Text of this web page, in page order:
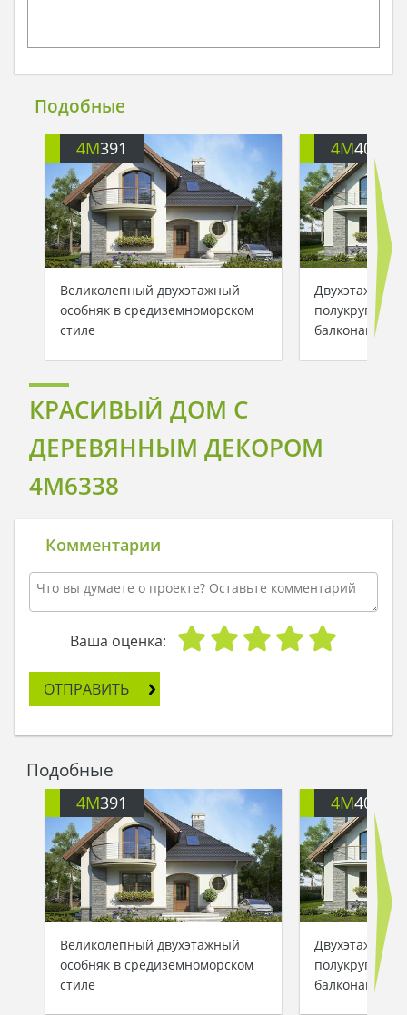
Подобные
4M391
Великолепный двухэтажный
особняк в средиземноморском
стиле
4M401
Двухэтажный
балконами
КРАСИВЫЙ ДОМ С
ДЕРЕВЯННЫМ ДЕКОРОМ
4M6338
Комментарии
Ваша оценка:
ОТПРАВИТЬ
Подобные
4M391
Великолепный двухэтажный
особняк в средиземноморском
стиле
4M401
Двухэтажный
балконами